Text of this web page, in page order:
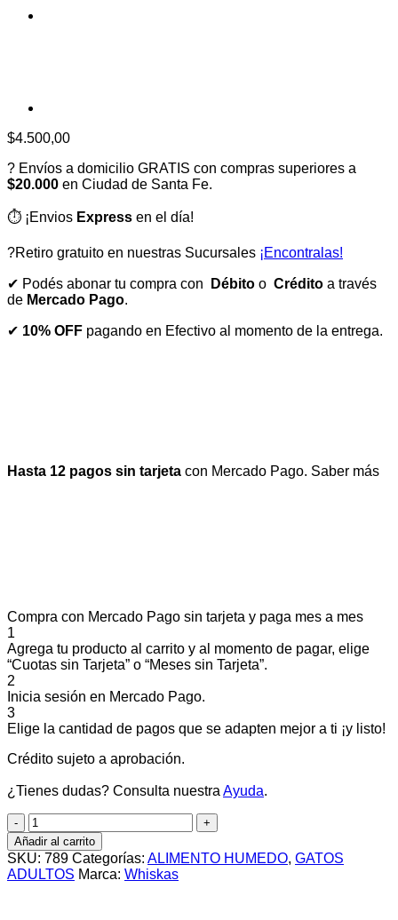
$4.500,00
? Envíos a domicilio GRATIS con compras superiores a
$20.000 en Ciudad de Santa Fe.
⏱️ ¡Envios Express en el día!
?Retiro gratuito en nuestras Sucursales ¡Encontralas!
✔ Podés abonar tu compra con Débito o Crédito a través
de Mercado Pago.
✔ 10% OFF pagando en Efectivo al momento de la entrega.
Hasta 12 pagos sin tarjeta con Mercado Pago. Saber más
Compra con Mercado Pago sin tarjeta y paga mes a mes
1
Agrega tu producto al carrito y al momento de pagar, elige
“Cuotas sin Tarjeta” o “Meses sin Tarjeta”.
2
Inicia sesión en Mercado Pago.
3
Elige la cantidad de pagos que se adapten mejor a ti ¡y listo!
Crédito sujeto a aprobación.
¿Tienes dudas? Consulta nuestra Ayuda.
LATA
WHISKAS
ADULTO
SABOR
POLLO
Añadir al carrito
SKU: 789 Categorías: ALIMENTO HUMEDO, GATOS
ADULTOS Marca: Whiskas